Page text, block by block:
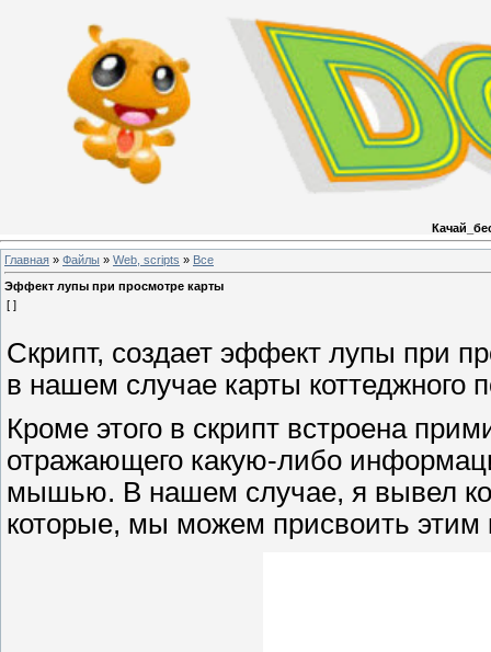
Главная » Файлы » Web, scripts » Все
Эффект лупы при просмотре карты
[ ]
Скрипт, создает эффект лупы при
в нашем случае карты коттеджного
Кроме этого в скрипт встроена
отражающего какую-либо
мышью. В нашем случае, я вывел
которые, мы можем присвоить